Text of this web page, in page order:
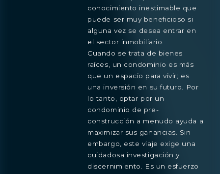
conocimiento inestimable que
puede ser muy beneficioso si
alguna vez se desea entrar en
el sector inmobiliario.
Cuando se trata de bienes
raíces, un condominio es más
que un espacio para vivir; es
una inversión en su futuro. Por
lo tanto, optar por un
condominio de pre-
construcción a menudo ayuda a
maximizar sus ganancias. Sin
embargo, este viaje exige una
cuidadosa investigación y
discernimiento. Es un esfuerzo